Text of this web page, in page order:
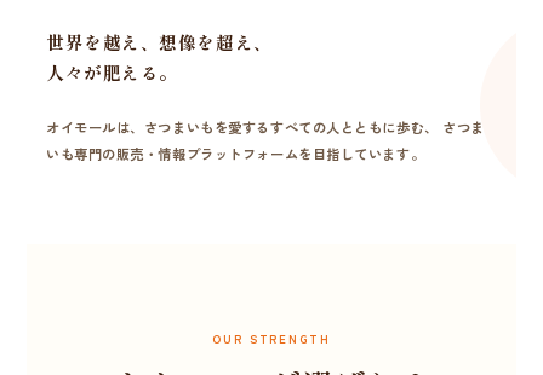
世界を越え、想像を超え、
人々が肥える。
オイモールは、さつまいもを愛するすべての人とともに歩む、 さつま
いも専門の販売・情報プラットフォームを目指しています。
OUR STRENGTH